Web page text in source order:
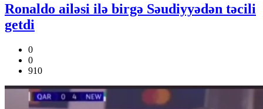
Ronaldo ailəsi ilə birgə Səudiyyədən təcili
getdi
0
0
910